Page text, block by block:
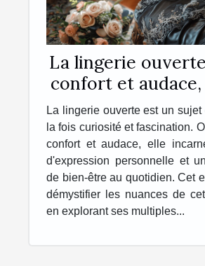
La lingerie
confort et
faut savoir
La lingerie ouverte est un
la fois curiosité et fascination.
confort et audace, elle
d'expression personnelle et
de bien-être au quotidien. Cet
démystifier les nuances de
en explorant ses multiples...